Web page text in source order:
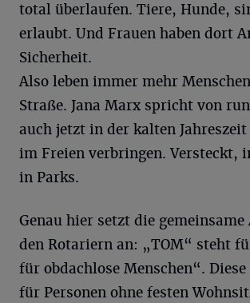
total überlaufen. Tiere, Hunde,
erlaubt. Und Frauen haben dort
Sicherheit.
Also leben immer mehr
Straße. Jana Marx spricht von
auch jetzt in der kalten
im Freien verbringen. Versteckt,
in Parks.
Genau hier setzt die
den Rotariern an: „TOM“ steht
für obdachlose Menschen“.
für Personen ohne festen